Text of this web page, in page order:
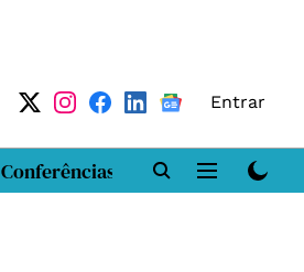
Entrar
Conferências DN LAB